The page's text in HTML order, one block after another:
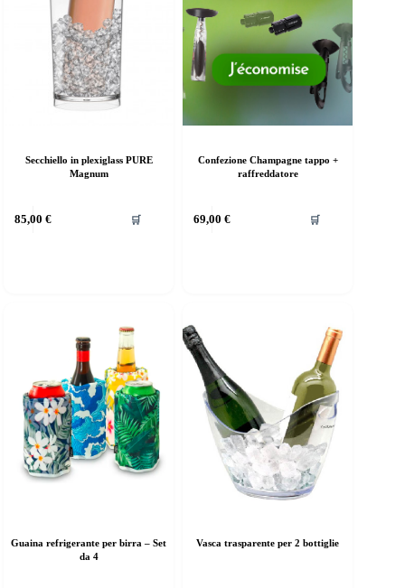
Secchiello in plexiglass PURE
Magnum
85,00 € 🛒
Confezione Champagne tappo +
raffreddatore
69,00 € 🛒
Guaina refrigerante per birra – Set
da 4
Vasca trasparente per 2 bottiglie